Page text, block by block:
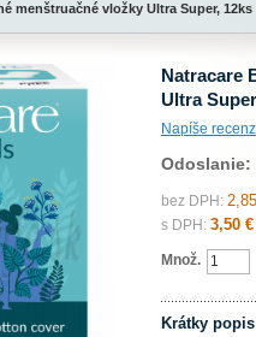
menštruačné vložky Ultra Super, 12ks
Natracare
Ultra
Napíše
Odoslanie:
bez DPH:
s DPH: 3,50 €
Množ.
Krátky popis